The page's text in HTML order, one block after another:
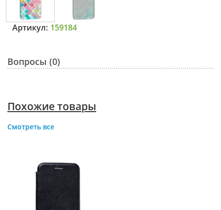
Артикул: 159184
Вопросы (0)
Похожие товары
Смотреть все